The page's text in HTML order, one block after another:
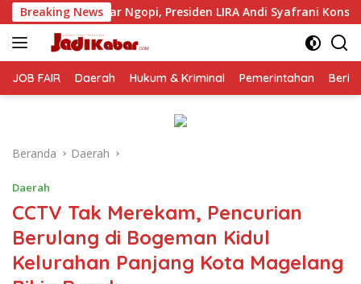
Langsung
ke
konten
Breaking News
LIRA Andi Syafrani Konsolidasikan Kekuatan Organisasi
JOB FAIR Daerah Hukum & Kriminal Pemerintahan
Beranda Daerah
Daerah
CCTV Tak Merekam, Pencurian
Berulang di Bogeman Kidul
Kelurahan Panjang Kota Magelang